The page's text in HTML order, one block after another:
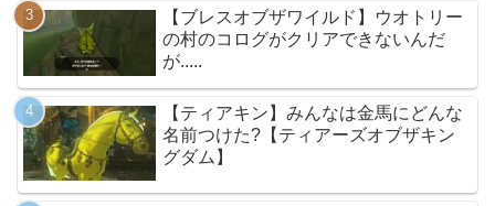
【ブレスオブザワイルド】ウオトリー
の村のコログがクリアできないんだ
が.....
【ティアキン】みんなは金馬にどんな
名前つけた?【ティアーズオブザキン
グダム】